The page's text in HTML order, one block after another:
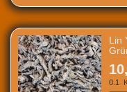
Lin
0.1